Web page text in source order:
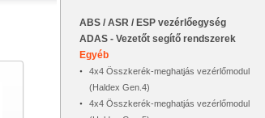
ABS / ASR / ESP vezérlőegység
ADAS - Vezetőt segítő rendszerek
Egyéb
4x4 Összkerék-meghatjás vezérlőmodul
(Haldex Gen.4)
4x4 Összkerék-meghatjás vezérlőmodul